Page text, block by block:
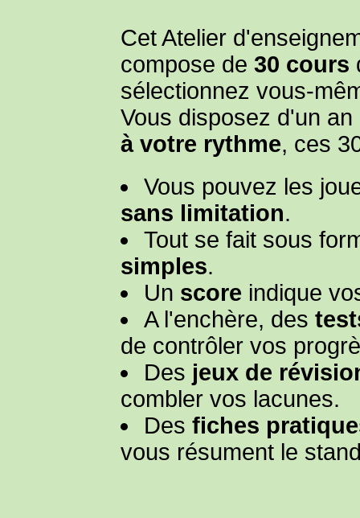
Cet Atelier
compose de 30 cours
sélectionnez vous-
Vous disposez d'un
à votre rythme, ces
Vous pouvez les
sans limitation.
Tout se fait sous
simples.
Un score indique
A l'enchère, des
de contrôler vos
Des jeux de
combler vos lacunes.
Des fiches
vous résument le